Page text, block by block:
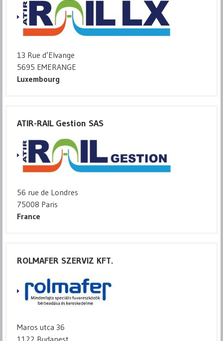
13 Rue d’Elvange
5695 EMERANGE
Luxembourg
ATIR-RAIL Gestion SAS
56 rue de Londres
75008 Paris
France
ROLMAFER SZERVIZ KFT.
Maros utca 36
1122 Budapest